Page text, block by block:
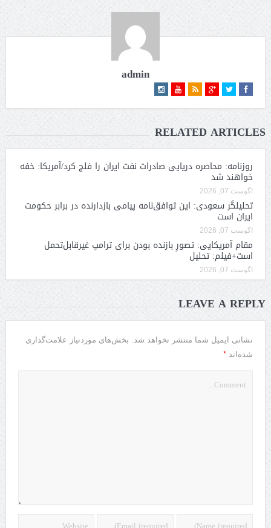
admin
RELATED ARTICLES
روزنامه: محاصره دریایی صادرات نفت ایران را فلج کرد/آمریکا: خفه
خواهند شد
آگوست 07, 2026
تحلیلگر سعودی: این توافق‌نامه پیامی بازدارنده در برابر حکومت
ایران است
آگوست 07, 2026
مقام آمریکایی: تصورِ بازنده بودن برای ترامپ غیرقابل‌تحمل
است+فیلم: تحلیل
آگوست 07, 2026
LEAVE A REPLY
نشانی ایمیل شما منتشر نخواهد شد.
بخش‌های موردنیاز علامت‌گذاری
شده‌اند *